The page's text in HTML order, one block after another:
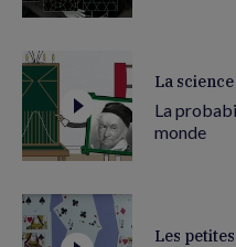
La
La
monde
Les